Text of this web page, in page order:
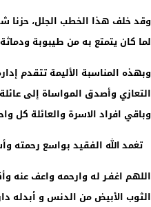
وقد خلف هذا الخطب الجلل، حزنا
لما كان يتمتع به من طيبوبة
وبهذه المناسبة الأليمة تتقدم
التعازي وأصدق المواساة إلى
وباقي افراد الاسرة والعائلة كل
تغمد الله الفقيد بواسع رحمته
اللهم اغفـر له وارحمه واعف عنه
الثوب الأبيض من الدنس و أبدله